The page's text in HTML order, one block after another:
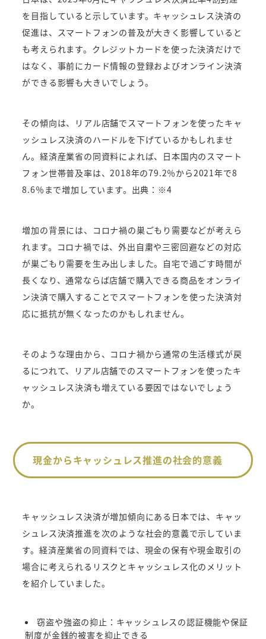
を目指していると示しています。キャッシュレス決済の
促進は、スマートフォンの普及が大きく影響していると
も考えられます。クレジットカードを使った決済だけで
はなく、事前にカード情報の登録およびオンライン決済
ができる影響も大きいでしょう。
その傾向は、リアル店舗でスマートフォンを使ったキャ
ッシュレス決済のハードルを下げているかもしれませ
ん。経済産業省の同資料によれば、日本国内のスマート
フォン世帯普及率は、2018年の79.2％から2021年で8
8.6％まで増加しています。出典：※4
増加の背景には、コロナ禍の巣ごもり需要などが考えら
れます。コロナ禍では、外出自粛や三密回避などの対応
が巣ごもり需要を生み出しました。自宅で過ごす時間が
長くなり、通常ならば店舗で購入できる商品をオンライ
ン決済で購入することでスマートフォンを使った決済対
応に抵抗が無くなったのかもしれません。
そのような理由から、コロナ禍から通常の生活様式が戻
るにつれて、リアル店舗でのスマートフォンを使ったキ
ャッシュレス決済も増えている要因ではないでしょう
か。
現金からキャッシュレス推進の社会的意義
キャッシュレス決済が増加傾向にある日本では、キャッ
シュレス決済推進を次のような社会的意義で示していま
す。経済産業省の同資料では、現金の保有や現金取引の
場合に考えられるリスクとキャッシュレス化のメリット
を紹介していました。
窃盗や強盗の抑止：キャッシュレスの認証機能や保証
制度が金銭的被害を抑止できる